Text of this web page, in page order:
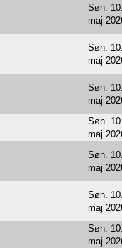
Søn.
maj
Søn.
maj
Søn.
maj
Søn.
maj
Søn.
maj
Søn.
maj
Søn.
maj